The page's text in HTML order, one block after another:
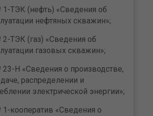
ТЭК (нефть) «Сведения об
нефтяных скважин»;
ТЭК (газ) «Сведения об
газовых скважин»;
Н «Сведения о производстве,
распределении и
электрической энергии»;
кооператив «Сведения о